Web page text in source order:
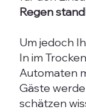
Regen
Um jedoch
In im
Automaten
Gäste
schätzen